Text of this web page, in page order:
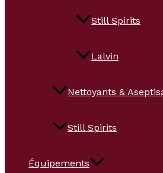
Still Spirits
Lalvin
Nettoyants &
Still Spirits
Équipements